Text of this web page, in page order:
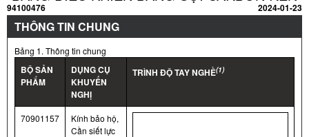
94100476 2024-01-23
THÔNG TIN CHUNG
Bảng 1. Thông tin chung
BỘ SẢN
PHẨM
DỤNG CỤ
KHUYẾN
NGHỊ
TRÌNH ĐỘ TAY NGHỀ(1)
70901157
Kính bảo hộ,
Cần siết lực